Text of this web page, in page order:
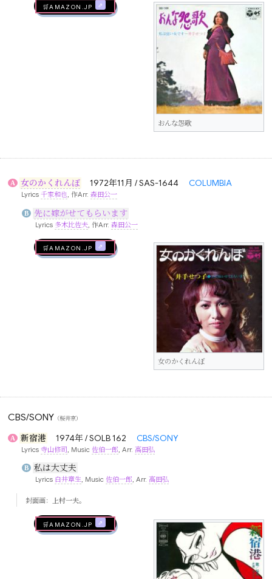
おんな怨歌
🛒AMAZON.jp
A 女のかくれんぼ 1972年11月 / SAS-1644 COLUMBIA
Lyrics千家和也, 作Arr.森田公一
B 先に嫁がせてもらいます
Lyrics 多木比佐夫, 作Arr. 森田公一
女のかくれんぼ
🛒AMAZON.jp
CBS/SONY （桜井京）
A 新宿港 1974年 / SOLB 162 CBS/SONY
Lyrics寺山修司, Music佐伯一郎, Arr.高田弘
B 私は大丈夫
Lyrics 白井章生, Music 佐伯一郎, Arr. 高田弘
封面画： 上村一夫。
🛒AMAZON.jp